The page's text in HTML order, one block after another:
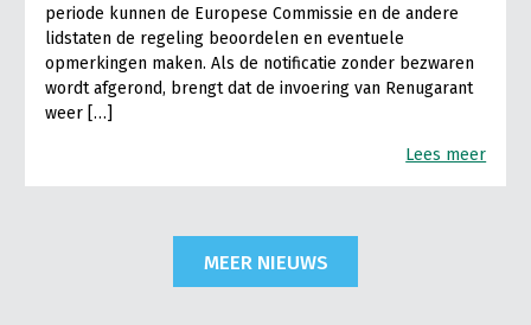
periode kunnen de Europese Commissie en de andere
lidstaten de regeling beoordelen en eventuele
opmerkingen maken. Als de notificatie zonder bezwaren
wordt afgerond, brengt dat de invoering van Renugarant
weer […]
Lees meer
MEER NIEUWS